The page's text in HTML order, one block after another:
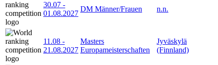
30.07 -
01.08.2027
DM Männer/Frauen n.n.
11.08 -
21.08.2027
Masters
Europameisterschaften
Jyväskylä
(Finnland)